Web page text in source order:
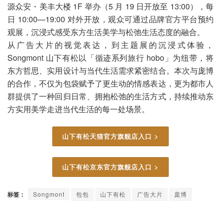
源众安・美丰大楼 1F 举办（5 月 19 日开放至 13:00），每
日 10:00—19:00 对外开放，观众可通过品牌官方平台预约
观展，沉浸式感受东方生活美学与松弛生活态度的融合。
从广告大片的视觉表达，到主题展的沉浸式体验，
Songmont 山下有松以「循迹系列旅行 hobo」为纽带，将
东方哲思、实用设计与当代生活需求紧密结合。本次与庞博
的合作，不仅为包袋赋予了更生动的情感表达，更为都市人
群提供了一种回归日常、拥抱松弛的生活方式，持续推动东
方实用美学走进当代生活的每一处场景。
山下有松天猫官方旗舰店入口 >
山下有松京东官方旗舰店入口 >
标签： Songmont 包包 山下有松 广告大片 庞博